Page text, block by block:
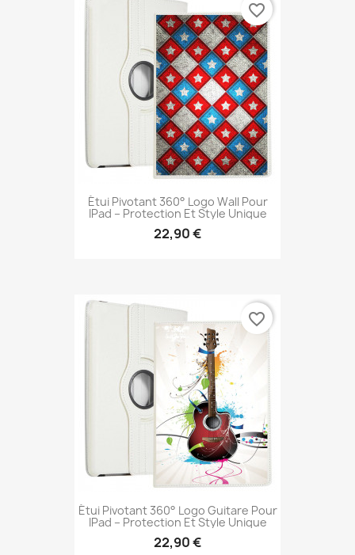
Étui Pivotant 360° Logo Wall Pour
IPad – Protection Et Style Unique
22,90 €
favorite_border
Étui Pivotant 360° Logo Guitare Pour
IPad – Protection Et Style Unique
22,90 €
favorite_border